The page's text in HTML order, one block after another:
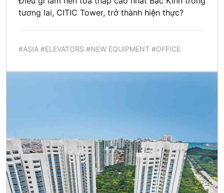
tương lai, CITIC Tower, trở thành hiện thực?
#ASIA #ELEVATORS #NEW EQUIPMENT #OFFICE